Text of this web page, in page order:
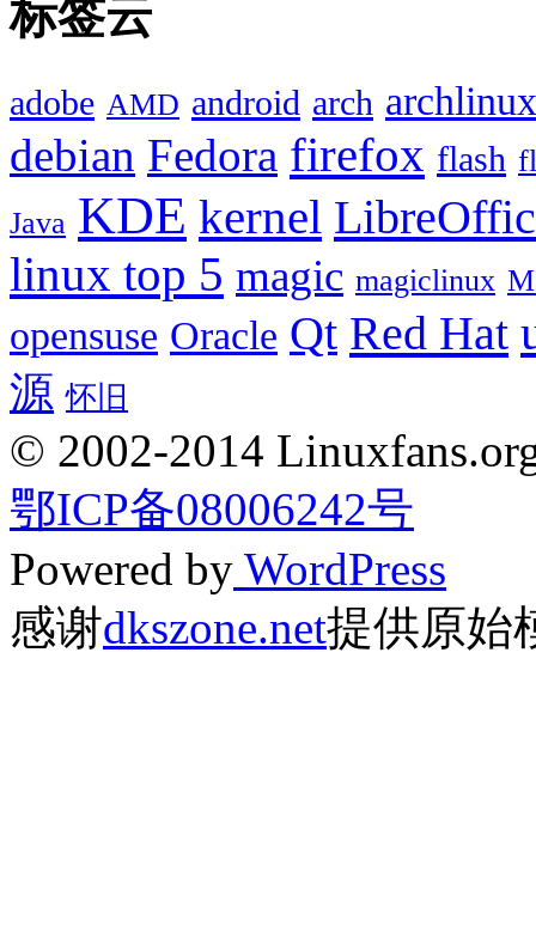
标签云
adobe AMD android arch archlinux
debian Fedora firefox flash
Java KDE kernel
linux top 5 magic magiclinux
opensuse Oracle Qt Red Hat
源 怀旧
© 2002-2014
鄂ICP备08006242号
Powered by WordPress
感谢dkszone.net提供原始